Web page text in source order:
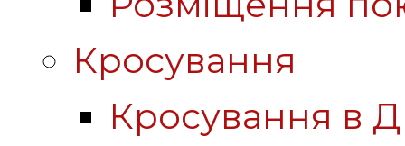
Кросування
Кросування в